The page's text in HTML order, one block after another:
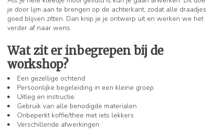
je door lijm aan te brengen op de achterkant, zodat alle draadjes
goed blijven zitten. Dan knip je je ontwerp uit en werken we het
verder af naar wens.
Wat zit er inbegrepen bij de
workshop?
Een gezellige ochtend
Persoonlijke begeleiding in een kleine groep
Uitleg en instructie
Gebruik van alle benodigde materialen
Onbeperkt koffie/thee met iets lekkers
Verschillende afwerkingen